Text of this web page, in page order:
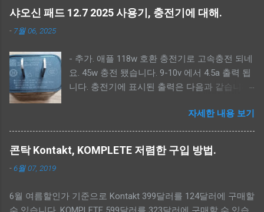
scatter 파일 다운로드. - MTK Driver 설치. - scatter 파일 적용.(<
펌웨어 폴더>\image) - 펌웨어 백업. - 샤오신 복구모드로 켜기.
(볼륨 상 버튼) - 펌웨어 툴 실행. (SPFlashToolV6.exe) -
>\image\download_agent\flash.xml, <펌웨어 폴더
>\image\da.auth - lk_a, lk_b, dtbo_a, dtbo_b 체크해제, 업그레
이드는 userdata 체크해제. - Auto Reboot 체크 후 Download 버
튼 클릭. --------------------------- - 펌웨어 다운로드. -----------
---------------- 아래 2가지 방법중에 하나를 선택해 다운로드
받으면 됩니다. --
https://mirrors.lolinet.com/firmware/lenowow/2024/Idea_Tab_
https://pcsupport.lenovo.com/py/ko/rescue-and-smart-
Rescue - Input Serial Number - HAHAHAHA 입력 - Select your
샤오신 패드 12.7 2025 사용기, 충전기에 대해.
- 7월 06, 2025
- 추가. 애플 118w 호환 충전기로 고속충전 되네
요. 45w 충전 됐습니다. 9-10v 에서 4.5a 출력 됩
니다. 충전기에 표시된 출력은 다음과 같습니다.
////////////////////////////////////////// 샤오신 패드 12.7
2025 사용 후기 가격 및 구성 직구 가격: 본체
185,000원, 펜 22,000원 (총 207,000원) 장점 - 품
질 가격을 떠나서 전체적으로 마감과 외관이 매
적인 사용에서는 체감 성 능 차이가 거의 없습니
자세한 내용 보기
콘탁 Kontakt, KOMPLETE 저렴한 구입 방법.
-6월 07, 2019
6월 여름할인가 기준으로 Kontakt 399달러를 124달러에 구매할